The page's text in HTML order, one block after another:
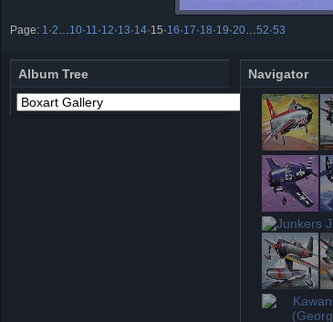
Page: 1 ·2 10·11 ·12·13·14·15·16·17·18·19·20 52·53
Album Tree Navigator